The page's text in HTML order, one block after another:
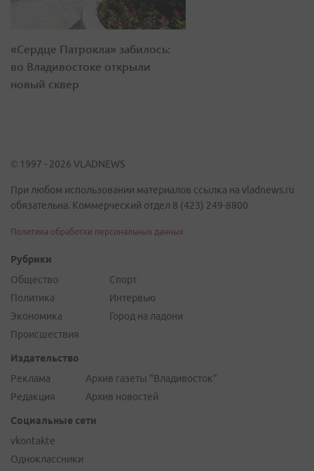
«Сердце Патрокла» забилось:
во Владивостоке открыли
новый сквер
© 1997 - 2026 VLADNEWS
При любом использовании материалов ссылка на vladnews.ru
обязательна. Коммерческий отдел 8 (423) 249-8800
Политика обработки персональных данных
Рубрики
Общество
Политика
Экономика
Происшествия
Спорт
Интервью
Город на ладони
Издательство
Реклама
Редакция
Архив газеты "Владивосток"
Архив новостей
Социальные сети
vkontakte
Одноклассники